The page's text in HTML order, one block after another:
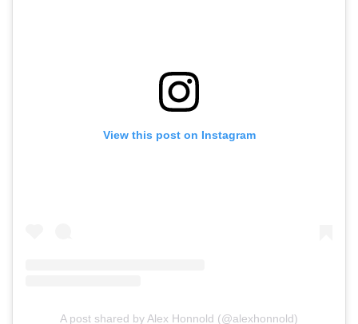
View this post on Instagram
A post shared by Alex Honnold (@alexhonnold)